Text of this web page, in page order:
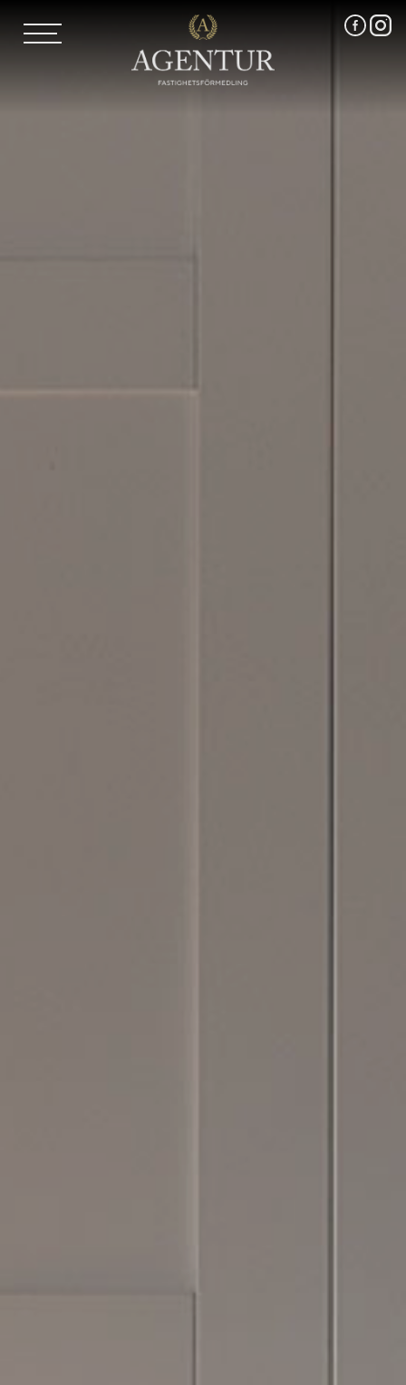
MARKNADSFÖRING
FRI VÄRDERING